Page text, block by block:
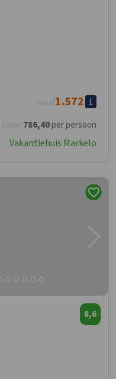
vanaf 786,40per persoon
vanaf1.572
Vakantiehuis Markelo
8,6